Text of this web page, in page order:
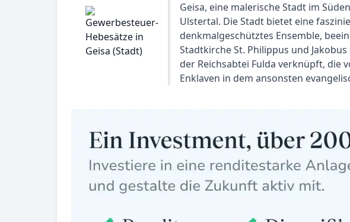
Geisa, eine malerische Stadt im
Ulstertal. Die Stadt bietet eine
denkmalgeschütztes Ensemble,
Stadtkirche St. Philippus und
der Reichsabtei Fulda verknüpft, die
Enklaven in dem ansonsten